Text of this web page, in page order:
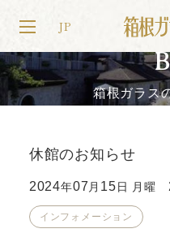
JP
箱根ガラス
休館のお知らせ
2024年07 月 15 日 月曜
インフォメーション